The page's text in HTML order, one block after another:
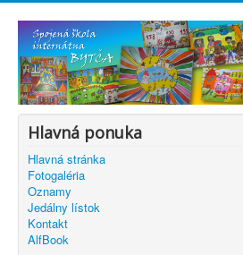
Hlavná ponuka
Hlavná stránka
Fotogaléria
Oznamy
Jedálny lístok
Kontakt
AlfBook